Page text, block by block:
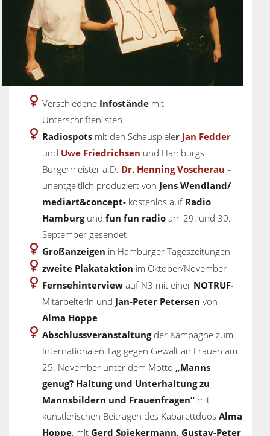
Verschiedene Infostände mit
Unterschriftenlisten
Radiospots mit den Schauspieler Jan Fedder
und Uwe Friedrichsen und Hamburgs
Bürgermeister a.D. Dr. Henning Voscherau –
unentgeltlich produziert von Jens Wendland/
mediart&concept- kostenlos aufRadio
Hamburg und fun fun radio am 29. und 30.
September gesendet
Großanzeigen in Hamburger Tageszeitungen
zweite Plakataktion im Oktober/November
Fernsehinterview auf N3 mit einer NOTRUF-
Mitarbeiterin und Jan-Peter Petersen von
Alma Hoppe
Abschlussveranstaltung der Kampagne zum
Internationalen Tag gegen Gewalt an Frauen am
25. November unter dem Motto „Manns
genug? Haltung und Unterhaltung zu
Mannsbildern und Frauenfragen“ mit
künstlerischen Beiträgen des Kabarettduos Alma
Hoppe, mit Gerd Spiekermann, Gustav-Peter